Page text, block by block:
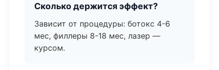
Сколько держится эффект?
Зависит от процедуры: ботокс 4-6
мес, филлеры 8-18 мес, лазер —
курсом.